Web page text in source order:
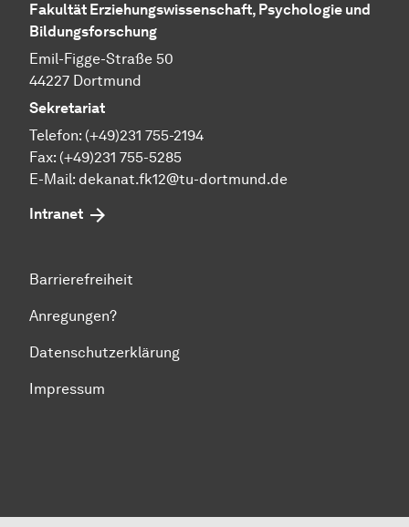
Fakultät Erziehungswissenschaft, Psychologie und
Bildungsforschung
Emil-Figge-Straße 50
44227 Dortmund
Sekretariat
Telefon: (+49)231 755-2194
Fax: (+49)231 755-5285
E-Mail: dekanat.fk12@tu-dortmund.de
Intranet
Barrierefreiheit
Anregungen?
Datenschutzerklärung
Impressum